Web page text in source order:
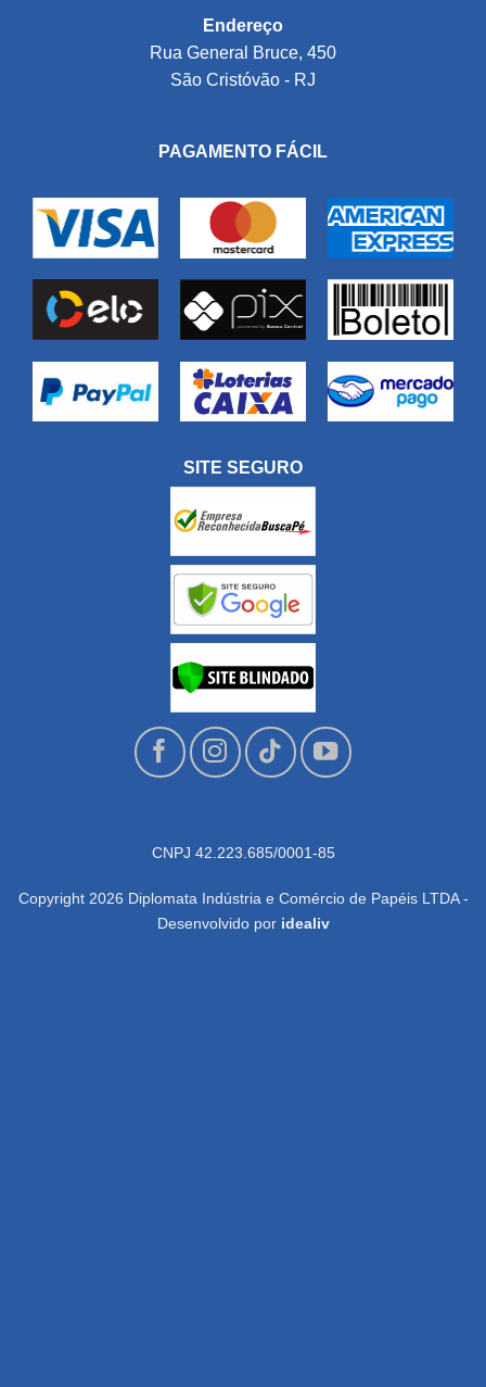
Endereço
Rua General Bruce, 450
São Cristóvão - RJ
PAGAMENTO FÁCIL
SITE SEGURO
CNPJ 42.223.685/0001-85
Copyright 2026 Diplomata Indústria e Comércio de Papéis LTDA -
Desenvolvido por idealiv